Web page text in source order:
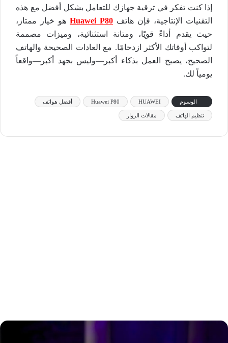
إذا كنت تفكر في ترقية جهازك للتعامل بشكل أفضل مع هذه
التقنيات الإنتاجية، فإن هاتف Huawei P80 هو خيار ممتاز،
حيث يقدم أداءً قويًا، ومتانة استثنائية، وميزات مصممة
لتواكب أوقاتك الأكثر ازدحامًا. مع العادات الصحيحة والهاتف
الصحيح، يصبح العمل بذكاء أكبر—وليس بجهد أكبر—واقعاً
يومياً لك.
الوسوم HUAWEI
Huawei P80 أفضل هواتف
تنظيم الهاتف مقالات الزوار